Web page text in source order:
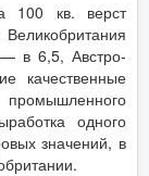
100 кв. верст
в 6,5, Австро-
одного
значений, в